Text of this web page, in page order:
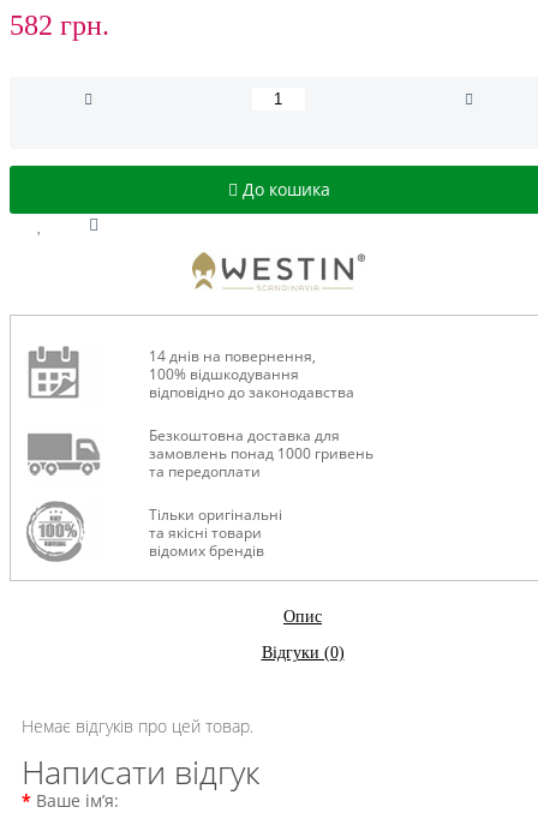
582 грн.
До кошика
14 днів на повернення,
100% відшкодування
відповідно до законодавства
Безкоштовна доставка для
замовлень понад 1000 гривень
та передоплати
Тільки оригінальні
та якісні товари
відомих брендів
Опис
Відгуки (0)
Немає відгуків про цей товар.
Написати відгук
Ваше ім’я: